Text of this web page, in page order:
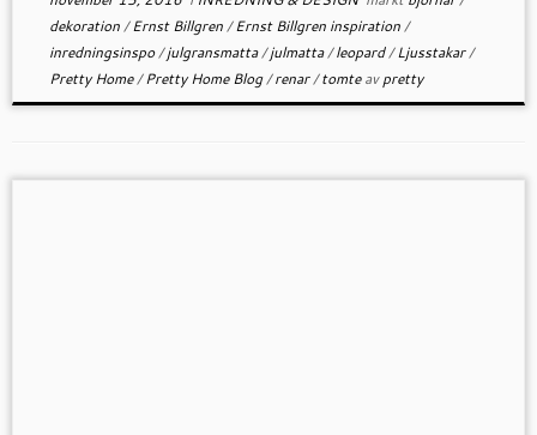
dekoration/Ernst Billgren/Ernst Billgren inspiration/
inredningsinspo/julgransmatta/julmatta/leopard/Ljusstakar/
Pretty Home/Pretty Home Blog/renar/tomteavpretty